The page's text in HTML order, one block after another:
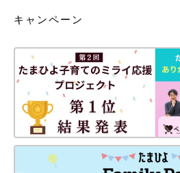
キャンペーン